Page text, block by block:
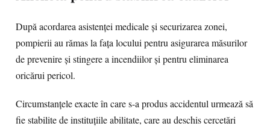
După acordarea asistenței medicale și securizarea zonei,
pompierii au rămas la fața locului pentru asigurarea măsurilor
de prevenire și stingere a incendiilor și pentru eliminarea
oricărui pericol.
Circumstanțele exacte în care s-a produs accidentul urmează să
fie stabilite de instituțiile abilitate, care au deschis cercetări